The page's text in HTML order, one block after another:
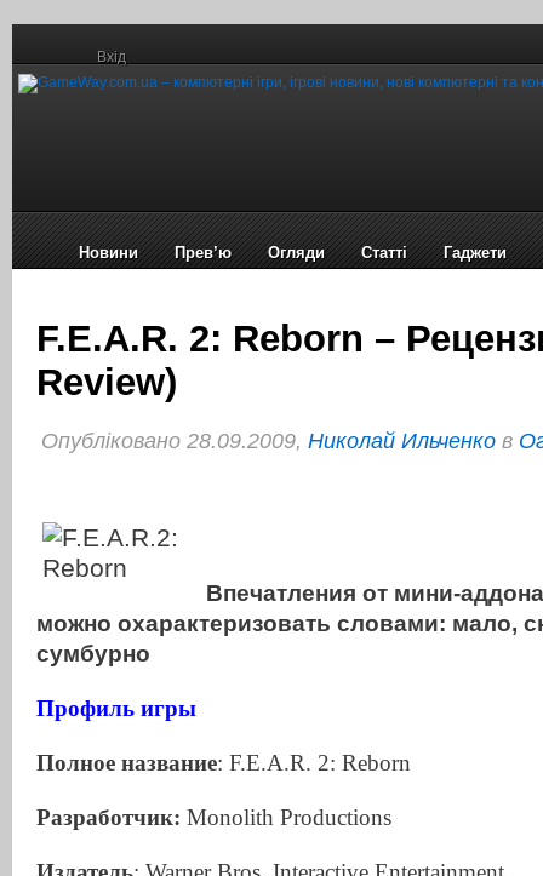
Вхід
Новини Прев’ю Огляди Статті Гаджети
F.E.A.R. 2: Reborn –
Review)
Опубліковано 28.09.2009, Николай Ильченко в
Впечатления от мини-аддона
можно охарактеризовать словами: мало,
сумбурно
Профиль игры
Полное название: F.E.A.R. 2: Reborn
Разработчик: Monolith Productions